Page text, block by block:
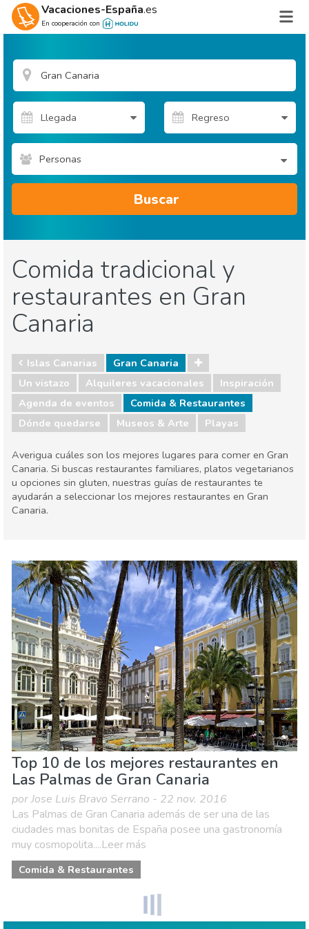
Vacaciones-España.es
En cooperación con
Personas
Buscar
Comida tradicional y
restaurantes en Gran
Canaria
Islas Canarias
Gran Canaria
Un vistazo
Alquileres vacacionales
Inspiración
Agenda de eventos
Comida & Restaurantes
Dónde quedarse
Museos & Arte Playas
Averigua cuáles son los mejores lugares para comer en Gran
Canaria. Si buscas restaurantes familiares, platos vegetarianos
u opciones sin gluten, nuestras guías de restaurantes te
ayudarán a seleccionar los mejores restaurantes en Gran
Canaria.
Agenda de eventos
Comida & Restaurantes
Dónde quedarse
Museos & Arte Playas
Top 10 de los mejores restaurantes en
Las Palmas de Gran Canaria
por Jose Luis Bravo Serrano - 22 nov. 2016
Las Palmas de Gran Canaria además de ser una de las
ciudades mas bonitas de España posee una gastronomía
muy cosmopolita....Leer más
Comida & Restaurantes